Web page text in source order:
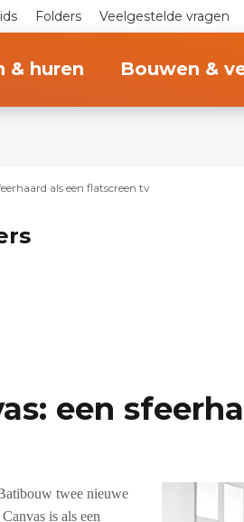
Folders Veelgestelde vragen
& huren Bouwen &
als een flatscreen tv
een
twee nieuwe
is als een